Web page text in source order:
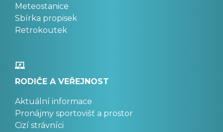
Meteostanice
Sbírka propisek
Retrokoutek
RODIČE A VEŘEJNOST
Aktuální informace
Pronájmy sportovišť a prostor
Cizí strávníci